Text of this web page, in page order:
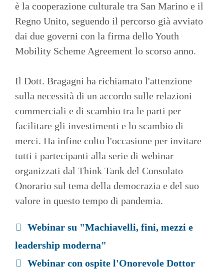
è la cooperazione culturale tra San Marino e il
Regno Unito, seguendo il percorso già avviato
dai due governi con la firma dello Youth
Mobility Scheme Agreement lo scorso anno.
Il Dott. Bragagni ha richiamato l'attenzione
sulla necessità di un accordo sulle relazioni
commerciali e di scambio tra le parti per
facilitare gli investimenti e lo scambio di
merci. Ha infine colto l'occasione per invitare
tutti i partecipanti alla serie di webinar
organizzati dal Think Tank del Consolato
Onorario sul tema della democrazia e del suo
valore in questo tempo di pandemia.
Webinar su "Machiavelli, fini, mezzi e
leadership moderna"
Webinar con ospite l'Onorevole Dottor